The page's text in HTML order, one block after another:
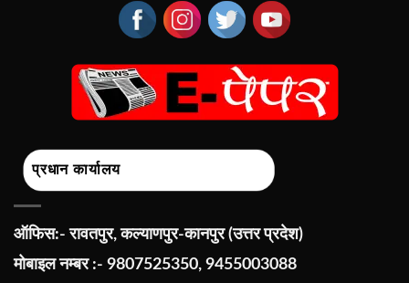
प्रधान कार्यालय
ऑफिस:- रावतपुर, कल्याणपुर-कानपुर (उत्तर प्रदेश)
मोबाइल नम्बर :- 9807525350, 9455003088